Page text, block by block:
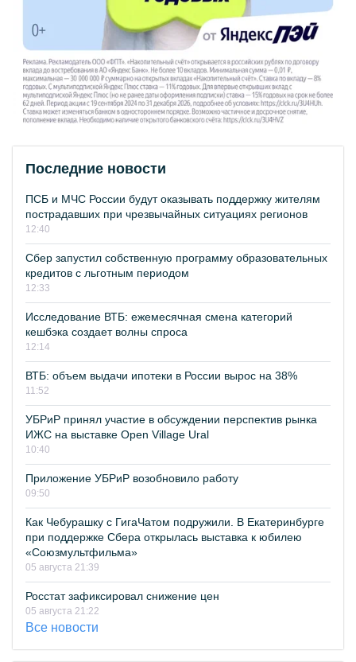
Последние новости
ПСБ и МЧС России будут оказывать поддержку жителям
пострадавших при чрезвычайных ситуациях регионов
12:40
Сбер запустил собственную программу образовательных
кредитов с льготным периодом
12:33
Исследование ВТБ: ежемесячная смена категорий
кешбэка создает волны спроса
12:14
ВТБ: объем выдачи ипотеки в России вырос на 38%
11:52
УБРиР принял участие в обсуждении перспектив рынка
ИЖС на выставке Open Village Ural
10:40
Приложение УБРиР возобновило работу
09:50
Как Чебурашку с ГигаЧатом подружили. В Екатеринбурге
при поддержке Сбера открылась выставка к юбилею
«Союзмультфильма»
05 августа 21:39
Росстат зафиксировал снижение цен
05 августа 21:22
Все новости